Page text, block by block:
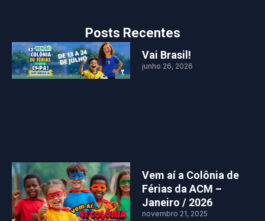
Posts Recentes
Vai Brasil!
junho 26, 2026
Vem aí a Colônia de
Férias da ACM –
Janeiro / 2026
novembro 21, 2025